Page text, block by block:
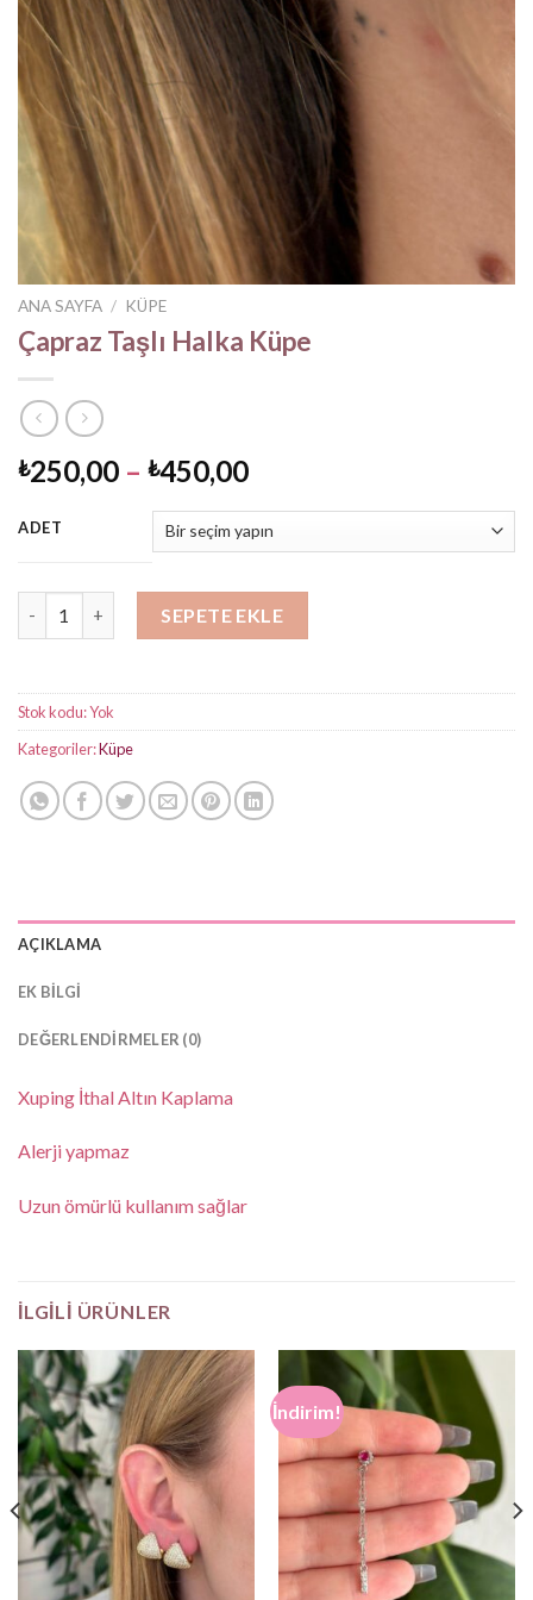
ANA SAYFA / KÜPE
Çapraz Taşlı Halka Küpe
₺250,00 – ₺450,00Fiyat
₺250,00
-
₺450,00
ADET
SEPETE EKLE
Stok kodu:Yok
Kategoriler:Küpe
AÇIKLAMA
EK BILGI
DEĞERLENDIRMELER (0)
Xuping İthal Altın Kaplama
Alerji yapmaz
Uzun ömürlü kullanım sağlar
İLGILI ÜRÜNLER
İndirim!